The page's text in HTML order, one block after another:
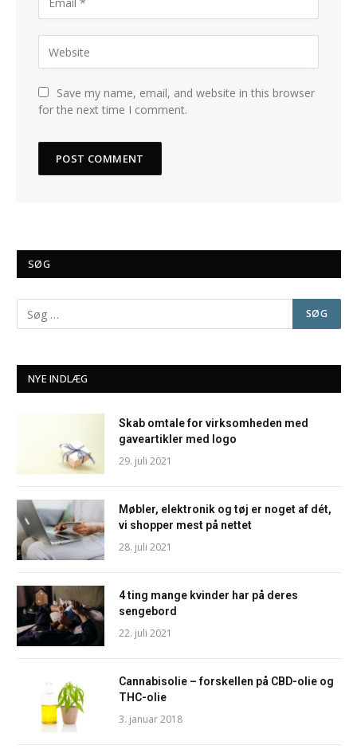
Save my name, email, and website in this browser
for the next time I comment.
SØG
NYE INDLÆG
Skab omtale for virksomheden med
gaveartikler med logo
29. juli 2021
Møbler, elektronik og tøj er noget af dét,
vi shopper mest på nettet
28. juli 2021
4 ting mange kvinder har på deres
sengebord
22. juli 2021
Cannabisolie – forskellen på CBD-olie og
THC-olie
3. januar 2018